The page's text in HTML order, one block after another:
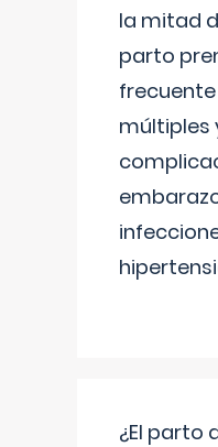
la mitad
parto
múltiples
¿El parto